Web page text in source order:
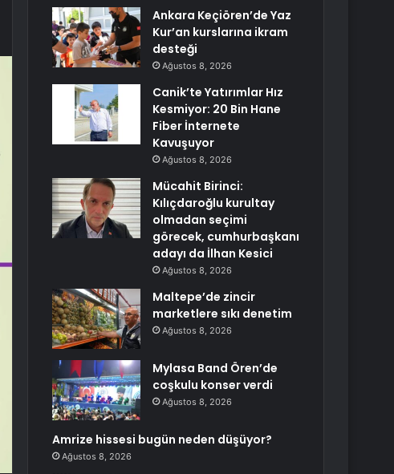
Ankara Keçiören’de Yaz
Kur’an kurslarına ikram
desteği
Ağustos 8, 2026
Canik’te Yatırımlar Hız
Kesmiyor: 20 Bin Hane
Fiber İnternete
Kavuşuyor
Ağustos 8, 2026
Mücahit Birinci:
Kılıçdaroğlu kurultay
olmadan seçimi
görecek, cumhurbaşkanı
adayı da İlhan Kesici
Ağustos 8, 2026
Maltepe’de zincir
marketlere sıkı denetim
Ağustos 8, 2026
Mylasa Band Ören’de
coşkulu konser verdi
Ağustos 8, 2026
Amrize hissesi bugün neden düşüyor?
Ağustos 8, 2026